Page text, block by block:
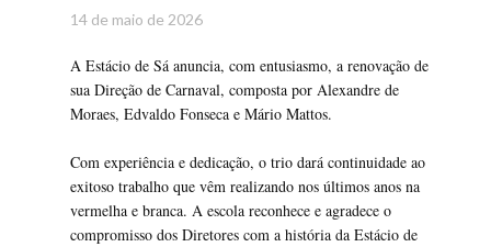
14 de maio de 2026
A Estácio de Sá anuncia, com entusiasmo, a renovação de
sua Direção de Carnaval, composta por Alexandre de
Moraes, Edvaldo Fonseca e Mário Mattos.
Com experiência e dedicação, o trio dará continuidade ao
exitoso trabalho que vêm realizando nos últimos anos na
vermelha e branca. A escola reconhece e agradece o
compromisso dos Diretores com a história da Estácio de